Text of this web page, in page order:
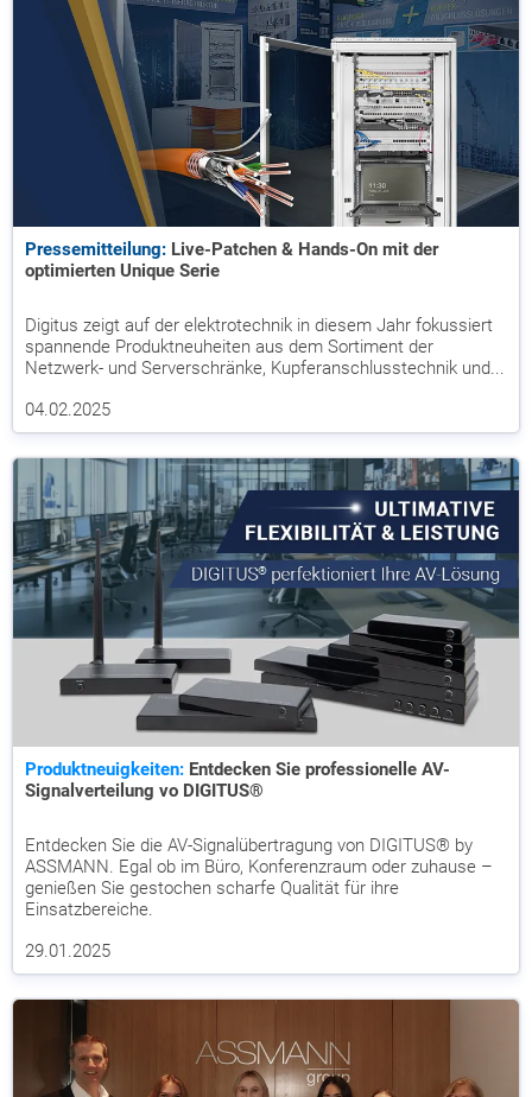
Pressemitteilung: Live-Patchen & Hands-On mit der
optimierten Unique Serie
Digitus zeigt auf der elektrotechnik in diesem Jahr fokussiert
spannende Produktneuheiten aus dem Sortiment der
Netzwerk- und Serverschränke, Kupferanschlusstechnik und...
04.02.2025
Produktneuigkeiten: Entdecken Sie professionelle AV-
Signalverteilung vo DIGITUS®
Entdecken Sie die AV-Signalübertragung von DIGITUS® by
ASSMANN. Egal ob im Büro, Konferenzraum oder zuhause –
genießen Sie gestochen scharfe Qualität für ihre
Einsatzbereiche.
29.01.2025